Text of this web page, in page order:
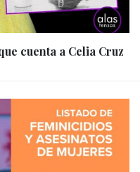
cuenta a Celia Cruz